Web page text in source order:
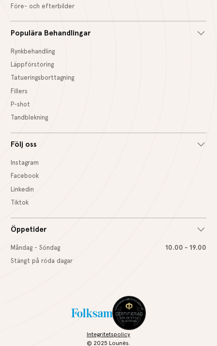
Före- och efterbilder
Populära Behandlingar
Rynkbehandling
Läppförstoring
Tatueringsborttagning
Fillers
P-shot
Tandblekning
Följ oss
Instagram
Facebook
Linkedin
Tiktok
Öppetider
Måndag - Söndag
10.00 - 19.00
Stängt på röda dagar
© 2025 Lounès.
Integritetspolicy